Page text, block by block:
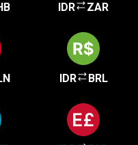
IDR ZAR
IDR BRL